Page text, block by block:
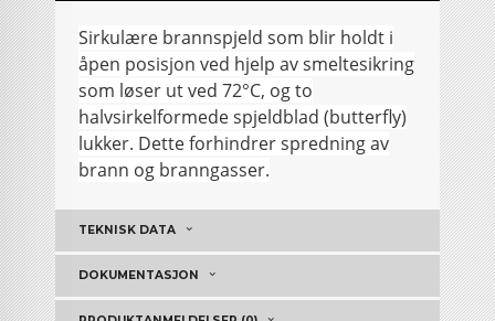
Sirkulære brannspjeld som blir holdt i
åpen posisjon ved hjelp av smeltesikring
som løser ut ved 72°C, og to
halvsirkelformede spjeldblad (butterfly)
lukker. Dette forhindrer spredning av
brann og branngasser.
TEKNISK DATA
DOKUMENTASJON